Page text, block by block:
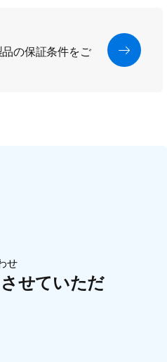
の保証条件をご
せ
せていただ